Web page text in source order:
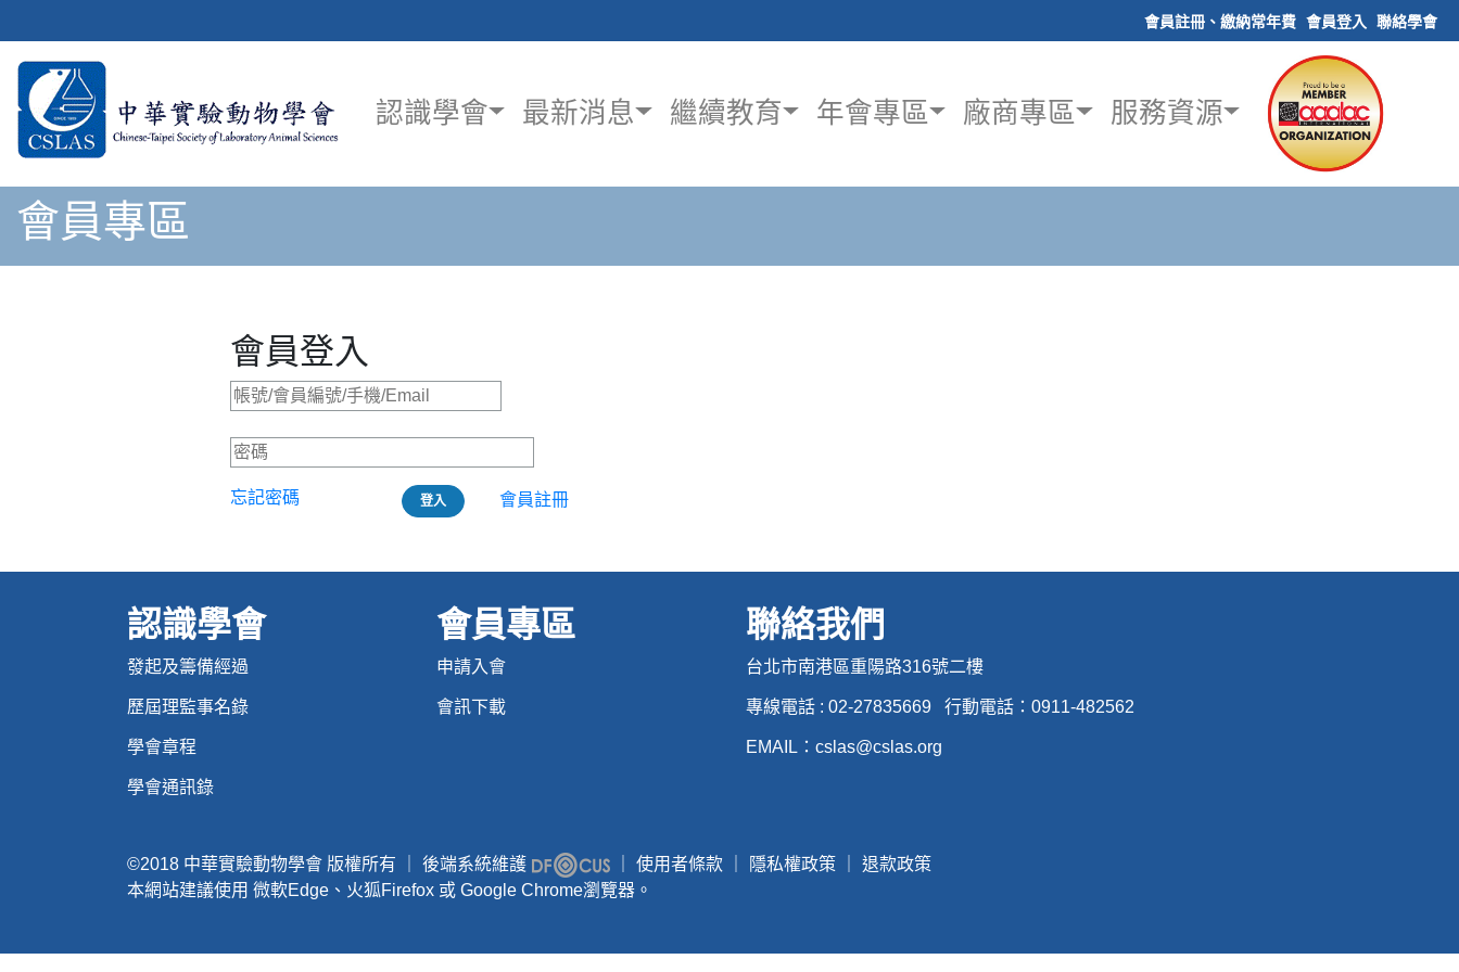
會員註冊、繳納常年費 會員登入 聯絡學會
認識學會 最新消息 繼續教育 年會專區 廠商專區 服務資源
會員專區
會員登入
忘記密碼 登入 會員註冊
認識學會
發起及籌備經過
歷屆理監事名錄
學會章程
學會通訊錄
會員專區
申請入會
會訊下載
聯絡我們
台北市南港區重陽路316號二樓
專線電話 : 02-27835669 行動電話：0911-482562
EMAIL：cslas@cslas.org
©2018 中華實驗動物學會 版權所有 ｜ 後端系統維護 使用者條款 隱私權政策
退款政策
本網站建議使用 微軟Edge、火狐Firefox 或 Google Chrome瀏覽器。